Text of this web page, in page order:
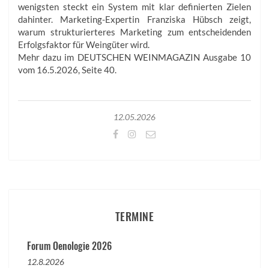
wenigsten steckt ein System mit klar definierten Zielen
dahinter. Marketing-Expertin Franziska Hübsch zeigt,
warum strukturierteres Marketing zum entscheidenden
Erfolgsfaktor für Weingüter wird.
Mehr dazu im DEUTSCHEN WEINMAGAZIN Ausgabe 10
vom 16.5.2026, Seite 40.
12.05.2026
TERMINE
Forum Oenologie 2026
12.8.2026